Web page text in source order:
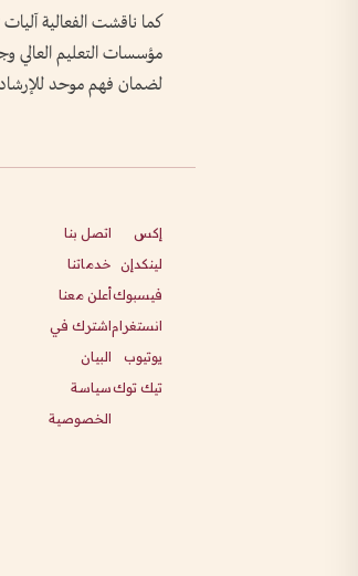
كما ناقشت الفعالية
مؤسسات التعليم العالي
لضمان فهم موحد
إكس
لينكدإن
فيسبوك
انستغرام
يوتيوب
تيك توك
اتصل بنا
خدماتنا
أعلن معنا
اشترك في
البيان
سياسة
الخصوصية